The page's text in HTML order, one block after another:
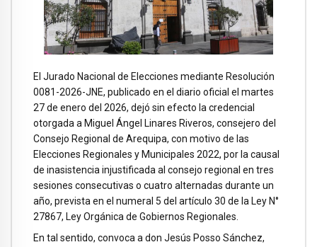
El Jurado Nacional de Elecciones mediante Resolución
0081-2026-JNE, publicado en el diario oficial el martes
27 de enero del 2026, dejó sin efecto la credencial
otorgada a Miguel Ángel Linares Riveros, consejero del
Consejo Regional de Arequipa, con motivo de las
Elecciones Regionales y Municipales 2022, por la causal
de inasistencia injustificada al consejo regional en tres
sesiones consecutivas o cuatro alternadas durante un
año, prevista en el numeral 5 del artículo 30 de la Ley N°
27867, Ley Orgánica de Gobiernos Regionales.
En tal sentido, convoca a don Jesús Posso Sánchez,